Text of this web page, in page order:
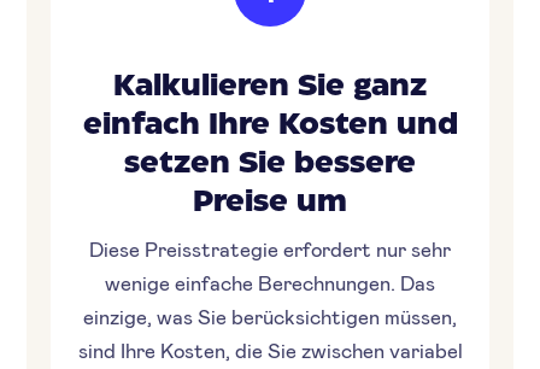
Kalkulieren Sie ganz
einfach Ihre Kosten und
setzen Sie bessere
Preise um
Diese Preisstrategie erfordert nur sehr
wenige einfache Berechnungen. Das
einzige, was Sie berücksichtigen müssen,
sind Ihre Kosten, die Sie zwischen variabel